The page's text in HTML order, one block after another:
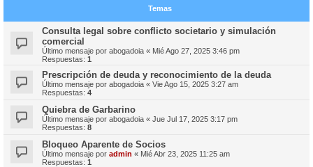
Temas
Consulta legal sobre conflicto societario y simulación
comercial
Último mensaje por abogadoia « Mié Ago 27, 2025 3:46 pm
Respuestas: 1
Prescripción de deuda y reconocimiento de la deuda
Último mensaje por abogadoia « Vie Ago 15, 2025 3:27 am
Respuestas: 4
Quiebra de Garbarino
Último mensaje por abogadoia « Jue Jul 17, 2025 3:17 pm
Respuestas: 8
Bloqueo Aparente de Socios
Último mensaje por admin « Mié Abr 23, 2025 11:25 am
Respuestas: 1